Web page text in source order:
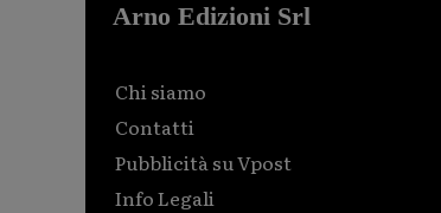
Arno Edizioni Srl
Chi siamo
Contatti
Pubblicità su Vpost
Info Legali